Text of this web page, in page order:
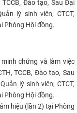
Đào tạo, Sau Đại
lý sinh viên, CTCT,
Phòng Hội đồng.
chứng và làm việc
TCCB, Đào tạo, Sau
lý sinh viên, CTCT,
Phòng Hội đồng.
hiệu (lần 2) tại Phòng